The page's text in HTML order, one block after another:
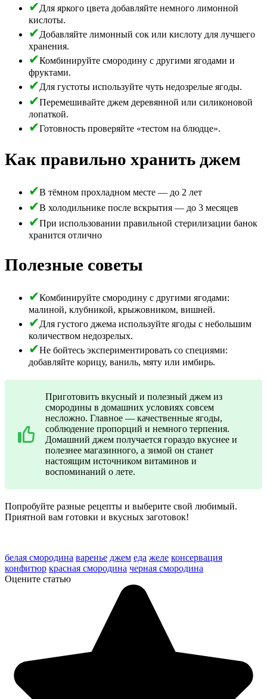
Для яркого цвета добавляйте немного лимонной
кислоты.
Добавляйте лимонный сок или кислоту для лучшего
хранения.
Комбинируйте смородину с другими ягодами и
фруктами.
Для густоты используйте чуть недозрелые ягоды.
Перемешивайте джем деревянной или силиконовой
лопаткой.
Готовность проверяйте «тестом на блюдце».
Как правильно хранить джем
В тёмном прохладном месте — до 2 лет
В холодильнике после вскрытия — до 3 месяцев
При использовании правильной стерилизации банок
хранится отлично
Полезные советы
Комбинируйте смородину с другими ягодами:
малиной, клубникой, крыжовником, вишней.
Для густого джема используйте ягоды с небольшим
количеством недозрелых.
Не бойтесь экспериментировать со специями:
добавляйте корицу, ваниль, мяту или имбирь.
Приготовить вкусный и полезный джем из
смородины в домашних условиях совсем
несложно. Главное — качественные ягоды,
соблюдение пропорций и немного терпения.
Домашний джем получается гораздо вкуснее и
полезнее магазинного, а зимой он станет
настоящим источником витаминов и
воспоминаний о лете.
Попробуйте разные рецепты и выберите свой любимый.
Приятной вам готовки и вкусных заготовок!
белая смородина варенье джем еда желе консервация
конфитюр красная смородина черная смородина
Оцените статью